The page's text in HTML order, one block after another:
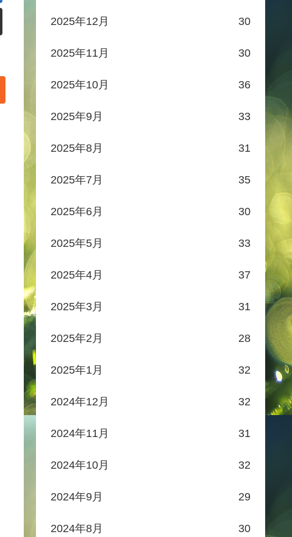
2025年12月 30
2025年11月 30
2025年10月 36
2025年9月 33
2025年8月 31
2025年7月 35
2025年6月 30
2025年5月 33
2025年4月 37
2025年3月 31
2025年2月 28
2025年1月 32
2024年12月 32
2024年11月 31
2024年10月 32
2024年9月 29
2024年8月 30